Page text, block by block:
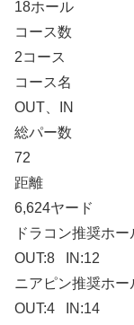
18ホール
コース数
2コース
コース名
OUT、IN
総パー数
72
距離
6,624ヤード
ドラコン推奨ホー
OUT:8 IN:12
ニアピン推奨ホー
OUT:4 IN:14